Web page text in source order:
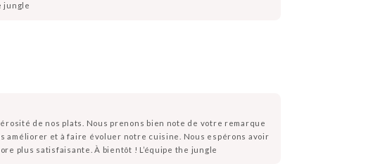
jungle
de nos plats. Nous prenons bien note de votre remarque
améliorer et à faire évoluer notre cuisine. Nous espérons avoir
plus satisfaisante. À bientôt ! L’équipe the jungle